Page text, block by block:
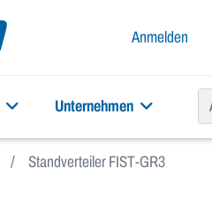
Anmelden
Unternehmen
Standverteiler FIST-GR3